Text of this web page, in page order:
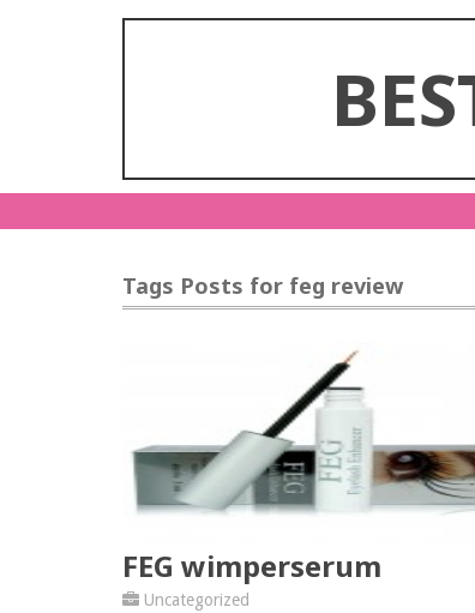
Tags Posts for feg review
FEG wimperserum
Uncategorized